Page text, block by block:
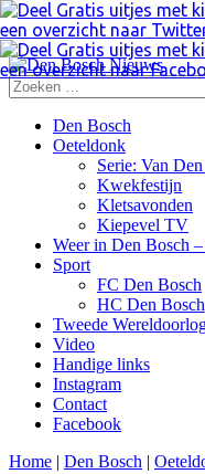
Zoeken
naar:
Skip
Den Bosch
Oeteldonk
Serie: Van
Kwekfestijn
Kletsavonden
Kiepevel TV
Weer in Den Bosch
Sport
FC Den Bosch
HC Den Bosch
Tweede
Video
Handige links
Instagram
Contact
Facebook
Home | Den Bosch |